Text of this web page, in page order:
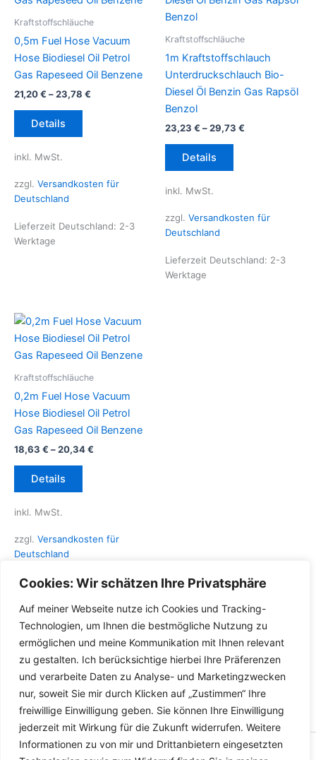
Cookies: Wir schätzen Ihre Privatsphäre
Auf meiner Webseite nutze ich Cookies und Tracking-
Technologien, um Ihnen die bestmögliche Nutzung zu
ermöglichen und meine Kommunikation mit Ihnen relevant
zu gestalten. Ich berücksichtige hierbei Ihre Präferenzen
und verarbeite Daten zu Analyse- und Marketingzwecken
nur, soweit Sie mir durch Klicken auf „Zustimmen“ Ihre
freiwillige Einwilligung geben. Sie können Ihre Einwilligung
jederzeit mit Wirkung für die Zukunft widerrufen. Weitere
Informationen zu von mir und Drittanbietern eingesetzten
Kraftstoffschläuche
0,5m Fuel Hose Vacuum
Hose Biodiesel Oil Petrol
Gas Rapeseed Oil Benzene
21,20€ –23,78 €
Details
Dieses
Varianten
Optionen
gewählt
werden
inkl. MwSt.
zzgl. Versandkosten für
Deutschland
Lieferzeit Deutschland: 2-3
Werktage
Kraftstoffschläuche
1m Kraftstoffschlauch
Unterdruckschlauch Bio-
Diesel Öl Benzin Gas Rapsöl
Benzol
23,23 € –29,73 €
Details
Dieses
Varianten
Optionen
inkl. MwSt.
zzgl. Versandkosten für
Deutschland
Lieferzeit Deutschland: 2-3
Werktage
Kraftstoffschläuche
0,2m Fuel Hose Vacuum
Hose Biodiesel Oil Petrol
Gas Rapeseed Oil Benzene
18,63 € –20,34€
Details
Dieses
Varianten
Optionen
können
auf
der
Produktseite
gewählt
werden
inkl. MwSt.
zzgl. Versandkosten für
Deutschland
Lieferzeit Deutschland:2-3
Copyright © 2026 Versandhandel für Fahrzeugteile, Ersatzteile